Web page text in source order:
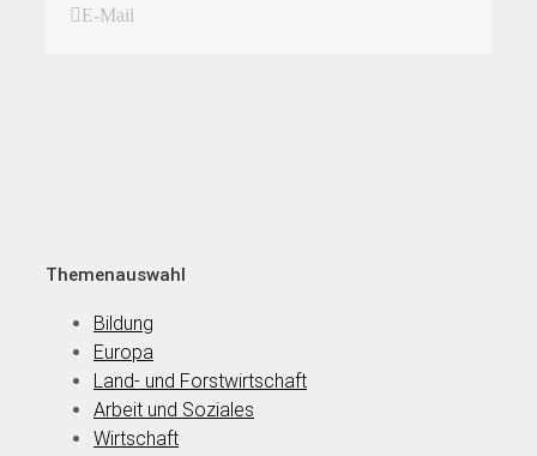
E-Mail
Themenauswahl
Bildung
Europa
Land- und Forstwirtschaft
Arbeit und Soziales
Wirtschaft